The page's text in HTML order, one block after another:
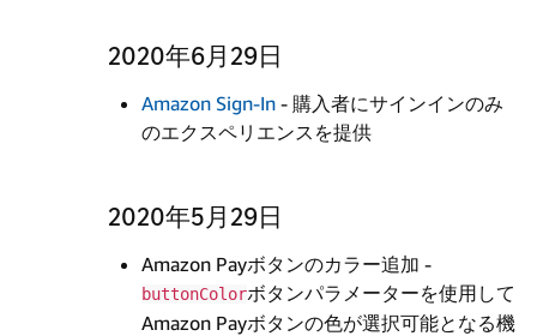
2020年6月29日
Amazon Sign-In - 購入者にサインインのみ
のエクスペリエンスを提供
2020年5月29日
Amazon Payボタンのカラー追加 -
buttonColorボタンパラメーターを使用して
Amazon Payボタンの色が選択可能となる機